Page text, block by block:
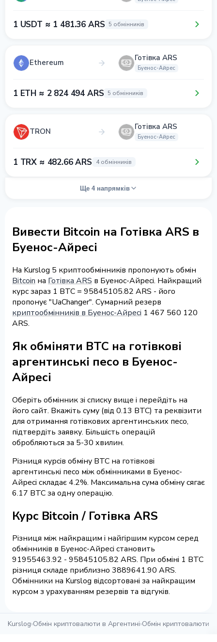
1 USDT ≈ 1 481.36 ARS 5 обмінників
Ethereum Готівка ARS
Буенос-Айрес
1 ETH ≈ 2 824 494 ARS 5 обмінників
TRON Готівка ARS
Буенос-Айрес
1 TRX ≈ 482.66 ARS 4 обмінників
Ще 4 напрямків
Вивести Bitcoin на Готівка ARS в
Буенос-Айресі
На Kurslog 5 криптообмінників пропонують обмін
Bitcoin на Готівка ARS в Буенос-Айресі. Найкращий
курс зараз 1 BTC = 95845105.82 ARS - його
пропонує "UaChanger". Сумарний резерв
криптообмінників в Буенос-Айресі 1 467 560 120
ARS.
Як обміняти BTC на готівкові
аргентинські песо в Буенос-
Айресі
Оберіть обмінник зі списку вище і перейдіть на
його сайт. Вкажіть суму (від 0.13 BTC) та реквізити
для отримання готівкових аргентинських песо,
підтвердіть заявку. Більшість операцій
обробляються за 5-30 хвилин.
Різниця курсів обміну BTC на готівкові
аргентинські песо між обмінниками в Буенос-
Айресі складає 4.2%. Максимальна сума обміну сягає
6.17 BTC за одну операцію.
Курс Bitcoin / Готівка ARS
Різниця між найкращим і найгіршим курсом серед
обмінників в Буенос-Айресі становить
91955463.92 - 95845105.82 ARS. При обміні 1 BTC
різниця складе приблизно 3889641.90 ARS.
Обмінники на Kurslog відсортовані за найкращим
курсом з урахуванням резервів та відгуків.
Kurslog›Обмін криптовалюти в Аргентині›Обмін криптовалюти в